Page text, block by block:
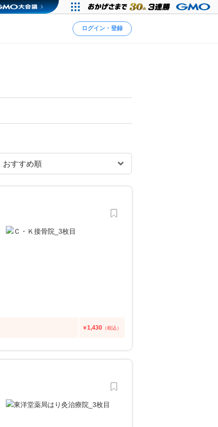
ログイン・登録
￥1,430 （税込）